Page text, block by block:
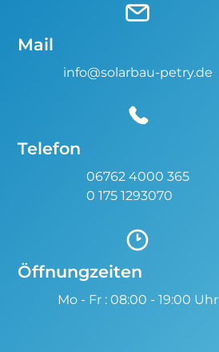
Mail
info@solarbau-petry.de
Telefon
06762 4000 365
‬0 175 1293070
Öffnungzeiten
Mo - Fr : 08:00 - 19:00 Uhr